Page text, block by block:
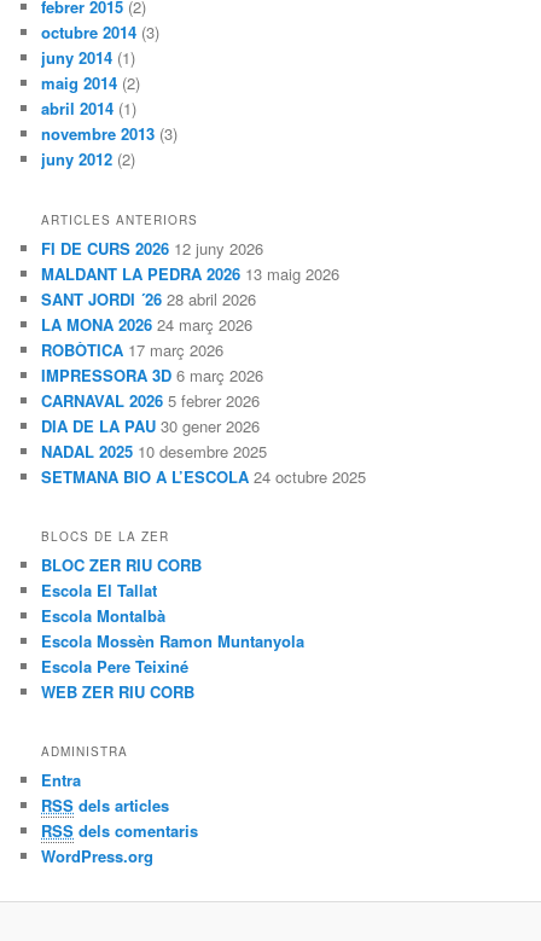
febrer 2015 (2)
octubre 2014 (3)
juny 2014 (1)
maig 2014 (2)
abril 2014 (1)
novembre 2013 (3)
juny 2012 (2)
ARTICLES ANTERIORS
FI DE CURS 2026 12 juny 2026
MALDANT LA PEDRA 2026 13 maig 2026
SANT JORDI ´26 28 abril 2026
LA MONA 2026 24 març 2026
ROBÒTICA 17 març 2026
IMPRESSORA 3D 6 març 2026
CARNAVAL 2026 5 febrer 2026
DIA DE LA PAU 30 gener 2026
NADAL 2025 10 desembre 2025
SETMANA BIO A L’ESCOLA 24 octubre 2025
BLOCS DE LA ZER
BLOC ZER RIU CORB
Escola El Tallat
Escola Montalbà
Escola Mossèn Ramon Muntanyola
Escola Pere Teixiné
WEB ZER RIU CORB
ADMINISTRA
Entra
RSS dels articles
RSS dels comentaris
WordPress.org